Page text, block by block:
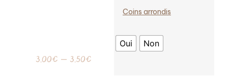
3,00€ – 3,50€
Coins arrondis
Oui Non